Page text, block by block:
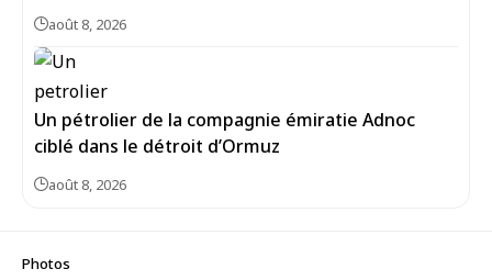
août 8, 2026
Un pétrolier de la compagnie émiratie Adnoc
ciblé dans le détroit d’Ormuz
août 8, 2026
Photos